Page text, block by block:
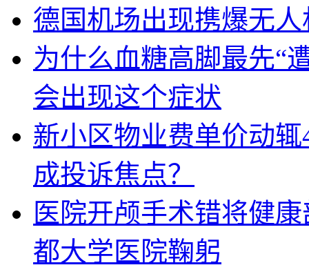
德国机场出现携爆无
为什么血糖高脚最先“
会出现这个症状
新小区物业费单价动
成投诉焦点？
医院开颅手术错将健
都大学医院鞠躬